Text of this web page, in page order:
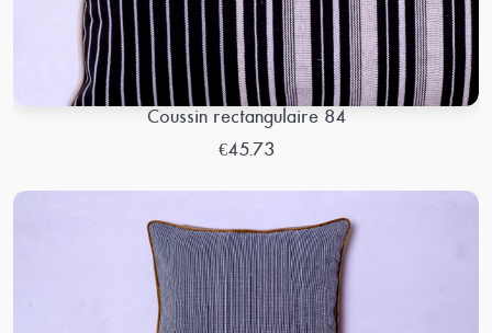
Coussin rectangulaire 84
€45.73